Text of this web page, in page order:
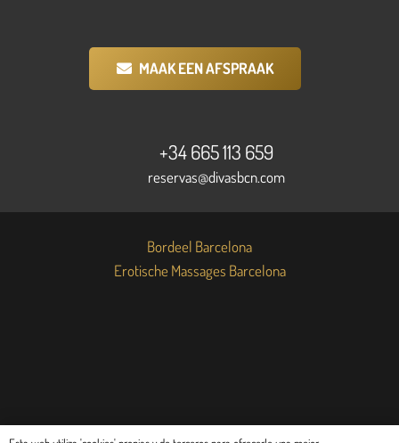
MAAK EEN AFSPRAAK
+34 665 113 659
reservas@divasbcn.com
Bordeel Barcelona
Erotische Massages Barcelona
© Copyright 2025 Divas BCN |Cookiebeleid